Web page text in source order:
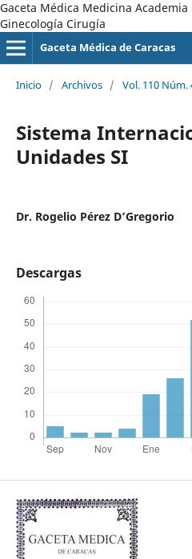
Gaceta Médica Medicina
Ginecología Cirugía
Gaceta Médica de Caracas
Inicio / Archivos / Vol. 110 Núm.
Sistema
Unidades SI
Dr. Rogelio Pérez D’Gregorio
Descargas